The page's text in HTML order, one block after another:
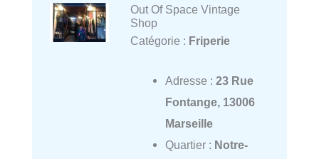
Out Of Space Vintage
Shop
Catégorie : Friperie
Adresse : 23 Rue
Fontange, 13006
Marseille
Quartier : Notre-